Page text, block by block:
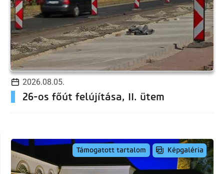
2026.08.05.
26-os főút felújítása, II. ütem
Támogatott tartalom Képgaléria